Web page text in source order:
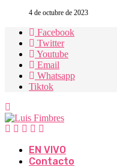
4 de octubre de 2023
Facebook
Twitter
Youtube
Email
Whatsapp
Tiktok
EN VIVO
Contacto